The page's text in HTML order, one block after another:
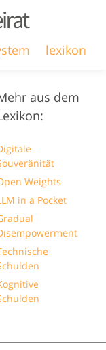
lexikon
aus dem
Weights
in a Pocket